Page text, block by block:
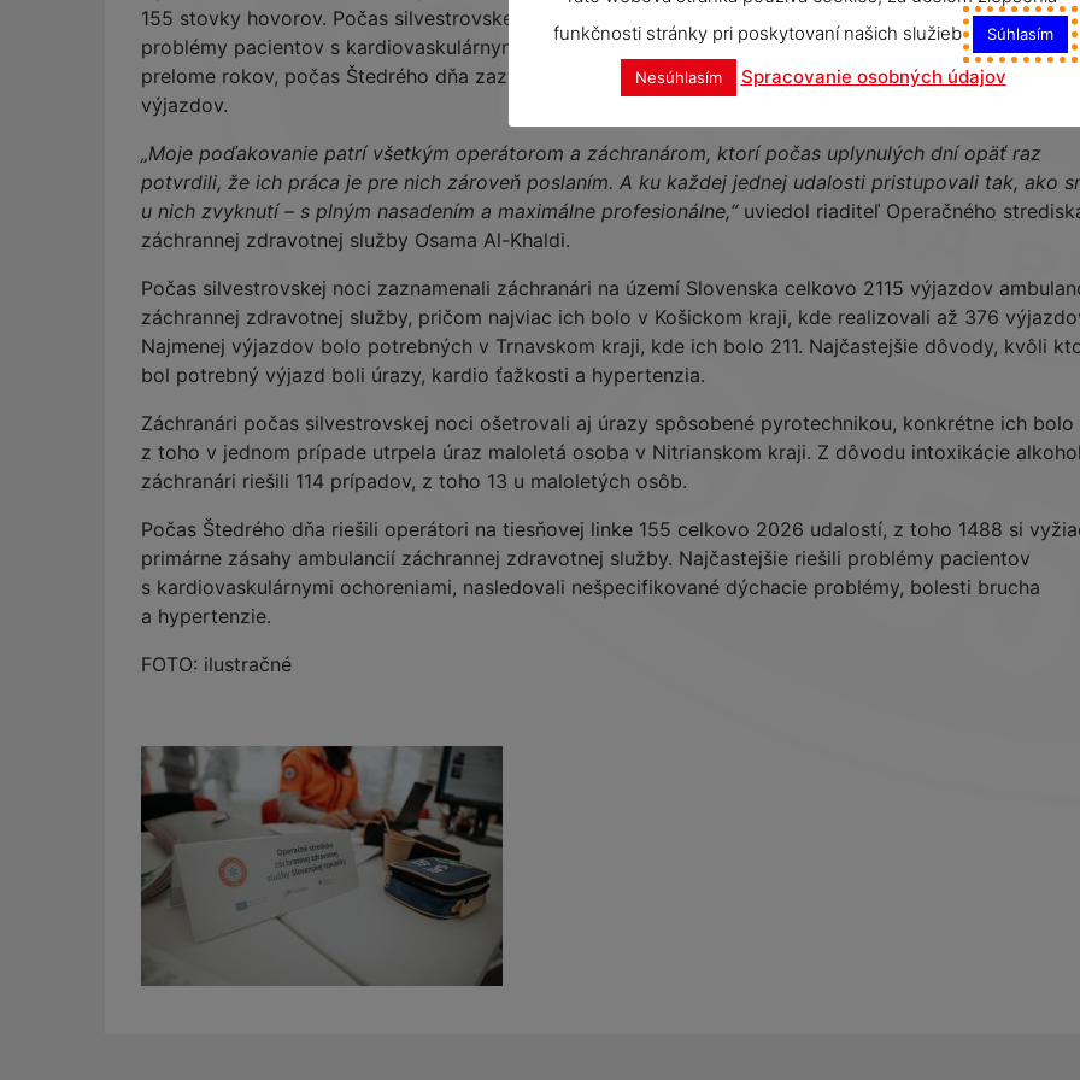
155 stovky hovorov. Počas silvestrovskej noci riešili najmä úrazy, počas Vianoc to boli najčastejšie
problémy pacientov s kardiovaskulárnym ochorením. V porovnaní s rokom 2023 išlo o nárast
prelome rokov, počas Štedrého dňa zaznamenali v roku 2024 menej volaní na tiesňovej linke aj
výjazdov.
„Moje poďakovanie patrí všetkým operátorom a záchranárom, ktorí počas uplynulých dní opäť raz
potvrdili, že ich práca je pre nich zároveň poslaním. A ku každej jednej udalosti pristupovali tak, ako
u nich zvyknutí – s plným nasadením a maximálne profesionálne,“uviedol riaditeľ Operačného
záchrannej zdravotnej služby Osama Al-Khaldi.
Počas silvestrovskej noci zaznamenali záchranári na území Slovenska celkovo 2115 výjazdov
záchrannej zdravotnej služby, pričom najviac ich bolo v Košickom kraji, kde realizovali až 376
Najmenej výjazdov bolo potrebných v Trnavskom kraji, kde ich bolo 211. Najčastejšie dôvody, kvôli
bol potrebný výjazd boli úrazy, kardio ťažkosti a hypertenzia.
Záchranári počas silvestrovskej noci ošetrovali aj úrazy spôsobené pyrotechnikou, konkrétne ich bolo
z toho v jednom prípade utrpela úraz maloletá osoba v Nitrianskom kraji. Z dôvodu intoxikácie
záchranári riešili 114 prípadov, z toho 13 u maloletých osôb.
Počas Štedrého dňa riešili operátori na tiesňovej linke 155 celkovo 2026 udalostí, z toho 1488 si
primárne zásahy ambulancií záchrannej zdravotnej služby. Najčastejšie riešili problémy pacientov
s kardiovaskulárnymi ochoreniami, nasledovali nešpecifikované dýchacie problémy, bolesti brucha
a hypertenzie.
FOTO: ilustračné
funkčnosti stránky pri poskytovaní našich služieb
Súhlasím
Nesúhlasím Spracovanie osobných údajov